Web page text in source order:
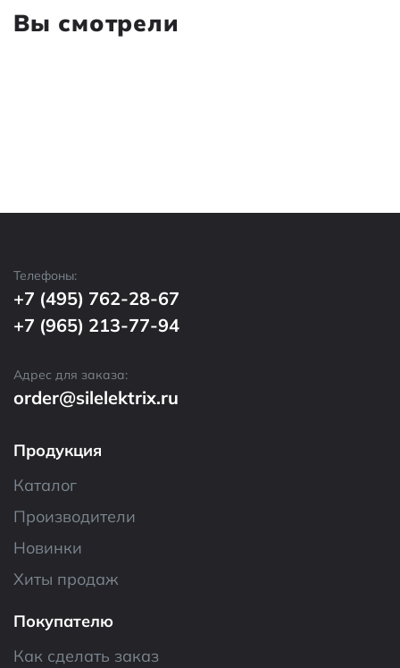
Вы смотрели
Телефоны:
+7 (495) 762-28-67
+7 (965) 213-77-94
Адрес для заказа:
order@silelektrix.ru
Продукция
Каталог
Производители
Новинки
Хиты продаж
Покупателю
Как сделать заказ